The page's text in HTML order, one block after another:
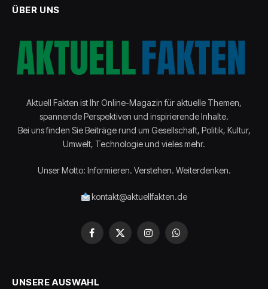
ÜBER UNS
Aktuell Fakten ist Ihr Online-Magazin für aktuelle Themen,
spannende Perspektiven und inspirierende Inhalte.
Bei uns finden Sie Beiträge rund um Gesellschaft, Politik, Kultur,
Umwelt, Technologie und vieles mehr.
Unser Motto: Informieren. Verstehen. Weiterdenken.
kontakt@aktuellfakten.de
Facebook
X
InstagramWhatsApp
UNSERE AUSWAHL